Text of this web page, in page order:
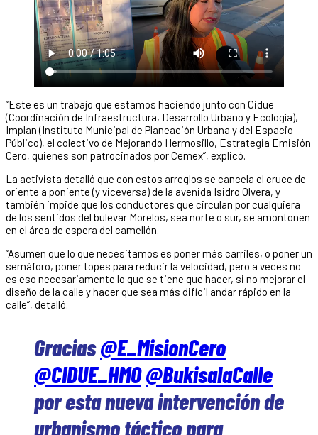
“Este es un trabajo que estamos haciendo junto con Cidue
(Coordinación de Infraestructura, Desarrollo Urbano y Ecología),
Implan (Instituto Municipal de Planeación Urbana y del Espacio
Público), el colectivo de Mejorando Hermosillo, Estrategia Emisión
Cero, quienes son patrocinados por Cemex”, explicó.
La activista detalló que con estos arreglos se cancela el cruce de
oriente a poniente (y viceversa) de la avenida Isidro Olvera, y
también impide que los conductores que circulan por cualquiera
de los sentidos del bulevar Morelos, sea norte o sur, se amontonen
en el área de espera del camellón.
“Asumen que lo que necesitamos es poner más carriles, o poner un
semáforo, poner topes para reducir la velocidad, pero a veces no
es eso necesariamente lo que se tiene que hacer, si no mejorar el
diseño de la calle y hacer que sea más difícil andar rápido en la
calle”, detalló.
Gracias@E_MisionCero
@CIDUE_HMO@BukisalaCalle
por esta nueva intervención de
urbanismo táctico para